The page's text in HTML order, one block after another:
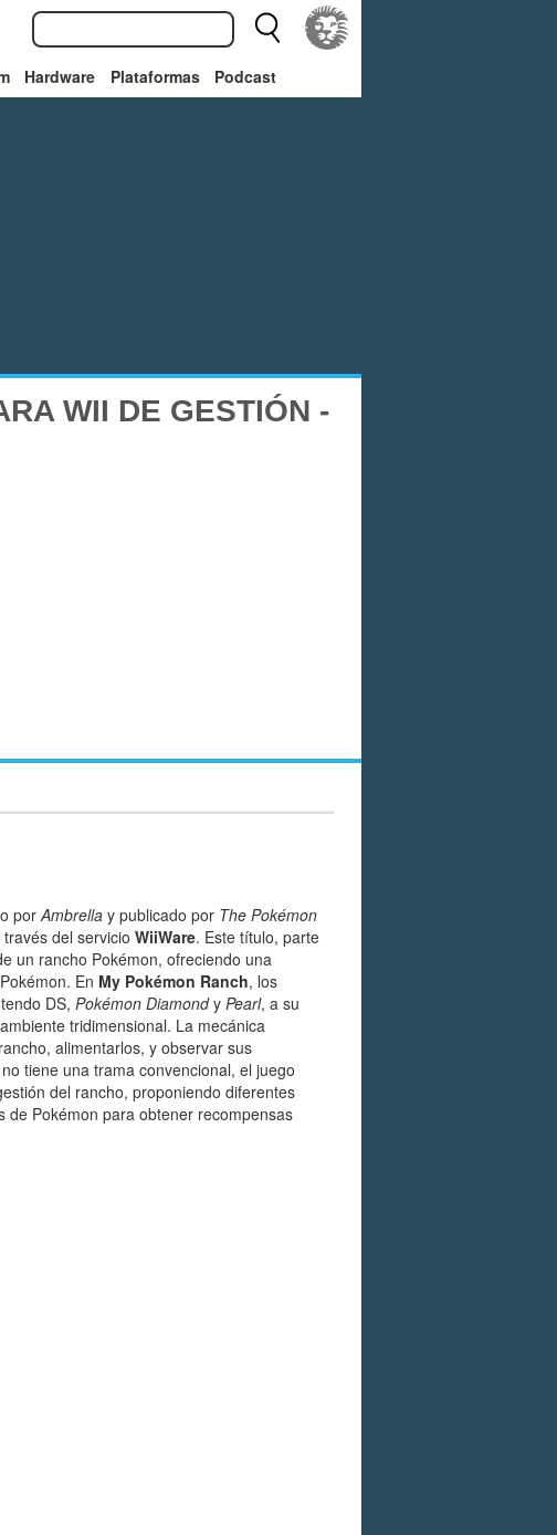
Hardware Plataformas Podcast
WII DE GESTIÓN -
por Ambrella y publicado por The Pokémon
través del servicio WiiWare. Este título, parte
un rancho Pokémon, ofreciendo una
En My Pokémon Ranch, los
DS, Pokémon Diamondy Pearl, a su
tridimensional. La mecánica
alimentarlos, y observar sus
tiene una trama convencional, el juego
del rancho, proponiendo diferentes
de Pokémon para obtener recompensas